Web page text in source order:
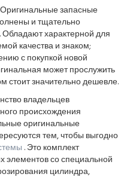
Оригинальные запасные
и тщательно
характерной для
качества и знаком;
с покупкой новой
может прослужить
стоит значительно дешевле.
владельцев
происхождения
оригинальные
тем, чтобы выгодно
. Это комплект
элементов со специальной
цилиндра,